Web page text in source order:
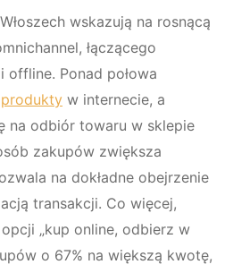
wskazują na rosnącą
łączącego
offline. Ponad połowa
produkty w internecie, a
na odbiór towaru w sklepie
zakupów zwiększa
na dokładne obejrzenie
transakcji. Co więcej,
„kup online, odbierz w
o 67% na większą kwotę,